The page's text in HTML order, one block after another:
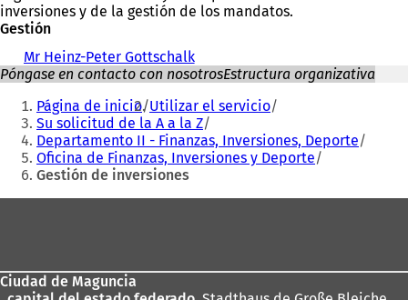
inversiones y de la gestión de los mandatos.
Gestión
Mr Heinz-Peter Gottschalk
Póngase en contacto con nosotrosEstructura organizativa
Estás
aquí:
Página de inicio Utilizar el servicio
Su solicitud de la A a la Z
Departamento II - Finanzas, Inversiones, Deporte
Oficina de Finanzas, Inversiones y Deporte
Gestión de inversiones
pies
Ciudad de Maguncia